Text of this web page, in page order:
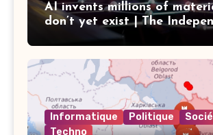
AI invents millions of
don’t yet exist | The
Informatique Politique
Techno